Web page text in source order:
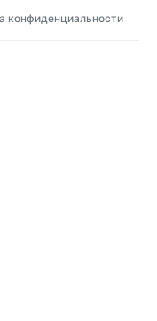
конфиденциальности